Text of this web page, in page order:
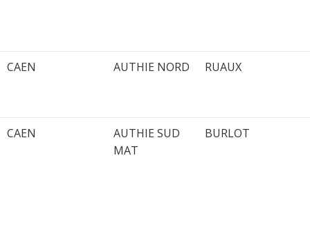
CAEN AUTHIE NORD RUAUX
CAEN
AUTHIE SUD
MAT
BURLOT